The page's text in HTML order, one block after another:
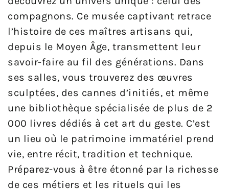
compagnons. Ce musée captivant retrace
l’histoire de ces maîtres artisans qui,
depuis le Moyen Âge, transmettent leur
savoir-faire au fil des générations. Dans
ses salles, vous trouverez des œuvres
sculptées, des cannes d’initiés, et même
une bibliothèque spécialisée de plus de 2
000 livres dédiés à cet art du geste. C’est
un lieu où le patrimoine immatériel prend
vie, entre récit, tradition et technique.
Préparez-vous à être étonné par la richesse
de ces métiers et les rituels qui les